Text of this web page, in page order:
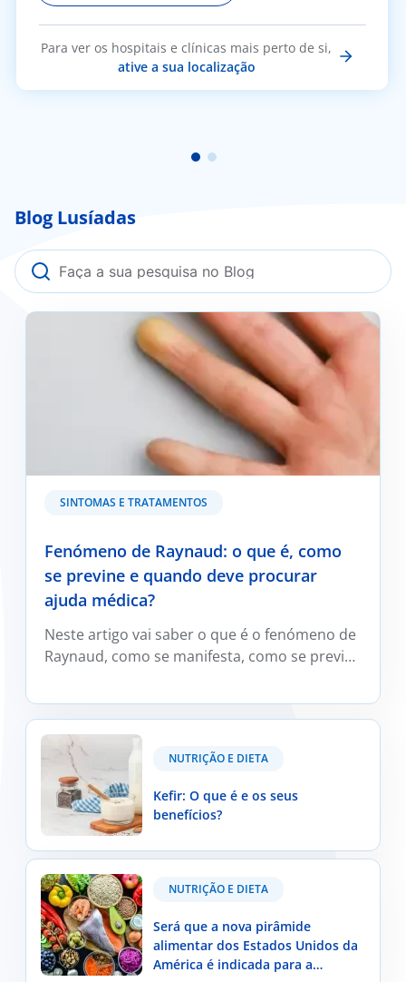
Para ver os hospitais e clínicas mais perto de si,
ative a sua localização
Blog Lusíadas
SINTOMAS E TRATAMENTOS
Fenómeno de Raynaud: o que é, como
se previne e quando deve procurar
ajuda médica?
Neste artigo vai saber o que é o fenómeno de
Raynaud, como se manifesta, como se previne
por um médico reumatologista.
Fenómeno de Raynaud: o que é, como se previne e
quando deve procurar ajuda médica?
NUTRIÇÃO E DIETA
Kefir: O que é e os seus
benefícios?
Kefir: O que é e os seus benefícios?
NUTRIÇÃO E DIETA
Será que a nova pirâmide
alimentar dos Estados Unidos da
América é indicada para a
Será que a nova pirâmide alimentar dos Estados
Unidos da América é indicada para a população
portuguesa?